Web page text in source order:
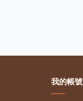
我的帳號